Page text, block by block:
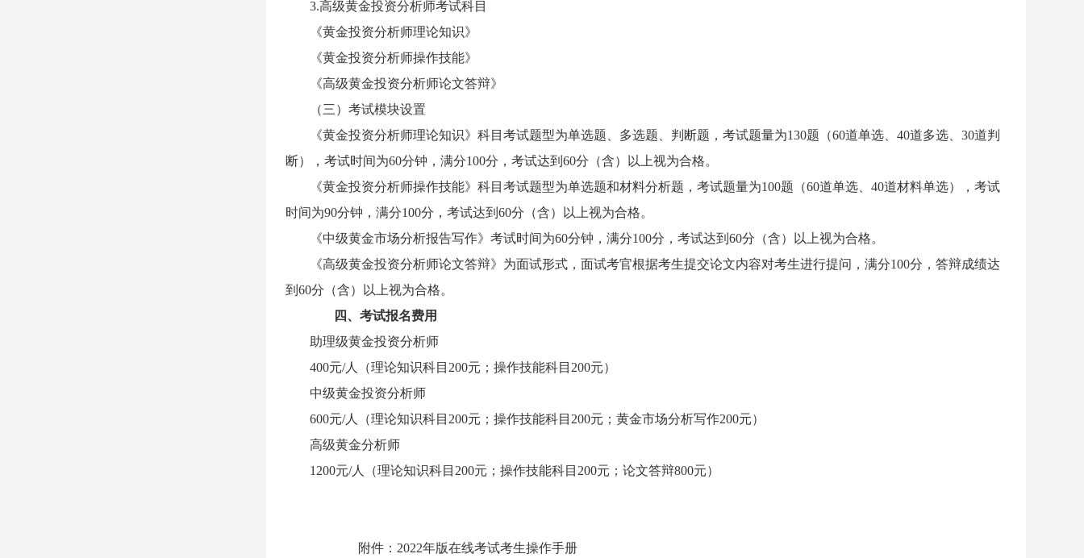
3.高级黄金投资分析师考试科目
《黄金投资分析师理论知识》
《黄金投资分析师操作技能》
《高级黄金投资分析师论文答辩》
（三）考试模块设置
《黄金投资分析师理论知识》科目考试题型为单选题、多选题、判断题，考试题量为130题（60道单选、40道多选、30道判
断），考试时间为60分钟，满分100分，考试达到60分（含）以上视为合格。
《黄金投资分析师操作技能》科目考试题型为单选题和材料分析题，考试题量为100题（60道单选、40道材料单选），考试
时间为90分钟，满分100分，考试达到60分（含）以上视为合格。
《中级黄金市场分析报告写作》考试时间为60分钟，满分100分，考试达到60分（含）以上视为合格。
《高级黄金投资分析师论文答辩》为面试形式，面试考官根据考生提交论文内容对考生进行提问，满分100分，答辩成绩达
到60分（含）以上视为合格。
四、考试报名费用
助理级黄金投资分析师
400元/人（理论知识科目200元；操作技能科目200元）
中级黄金投资分析师
600元/人（理论知识科目200元；操作技能科目200元；黄金市场分析写作200元）
高级黄金分析师
1200元/人（理论知识科目200元；操作技能科目200元；论文答辩800元）
附件：2022年版在线考试考生操作手册